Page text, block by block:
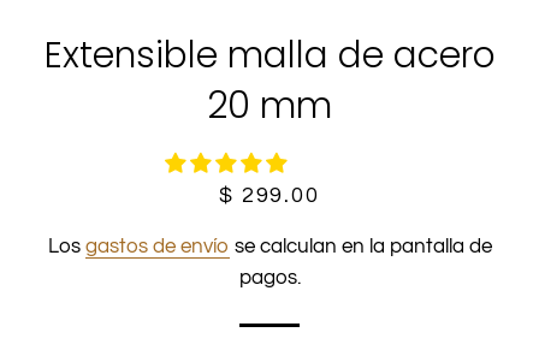
Extensible malla de acero
20 mm
Precio
Precio
oferta
$ 299.00
Los gastos de envío se calculan en la pantalla de
pagos.